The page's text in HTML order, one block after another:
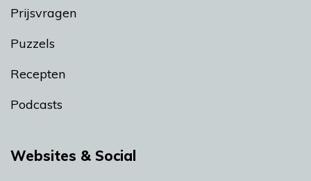
Prijsvragen
Puzzels
Recepten
Podcasts
Websites & Social